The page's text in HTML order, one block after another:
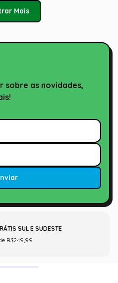
Mais
sobre as novidades,
SUL E SUDESTE
R$249,99